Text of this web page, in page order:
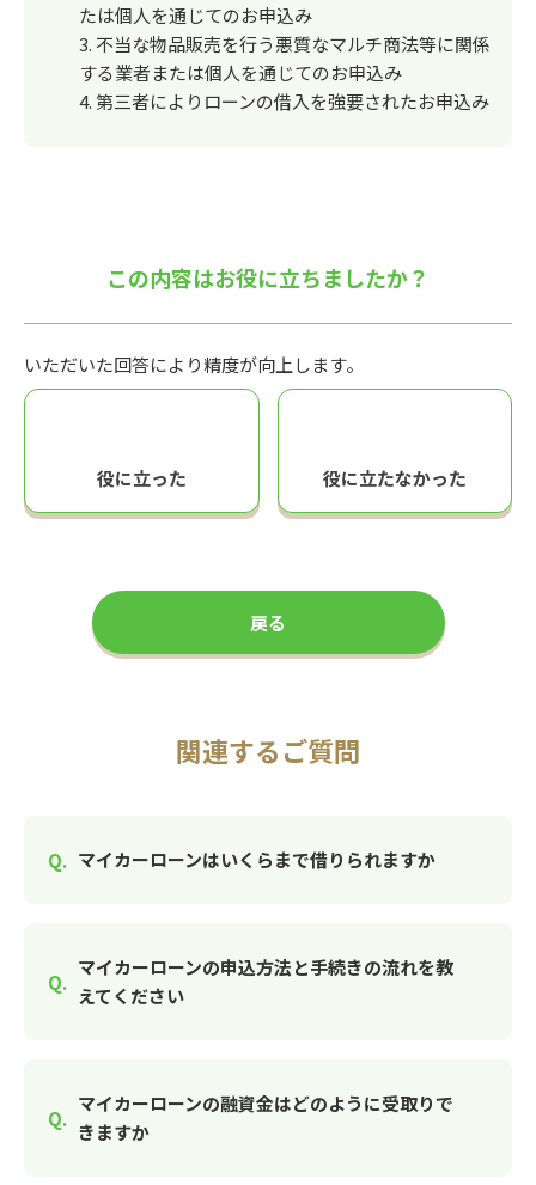
たは個人を通じてのお申込み
3. 不当な物品販売を行う悪質なマルチ商法等に関係
する業者または個人を通じてのお申込み
4. 第三者によりローンの借入を強要されたお申込み
この内容はお役に立ちましたか？
いただいた回答により精度が向上します。
役に立った 役に立たなかった
戻る
関連するご質問
マイカーローンはいくらまで借りられますか
マイカーローンの申込方法と手続きの流れを教
えてください
マイカーローンの融資金はどのように受取りで
きますか